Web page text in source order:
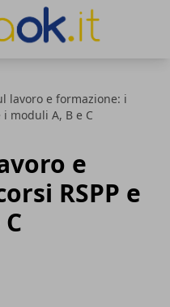
lavoro e formazione: i
i moduli A, B e C
e
RSPP e